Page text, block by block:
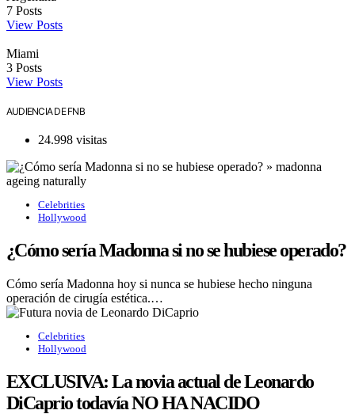
7 Posts
View Posts
Miami
3 Posts
View Posts
AUDIENCIA DE FNB
24.998 visitas
Celebrities
Hollywood
¿Cómo sería Madonna si no se hubiese operado?
Cómo sería Madonna hoy si nunca se hubiese hecho ninguna
operación de cirugía estética.…
Celebrities
Hollywood
EXCLUSIVA: La novia actual de Leonardo
DiCaprio todavía NO HA NACIDO